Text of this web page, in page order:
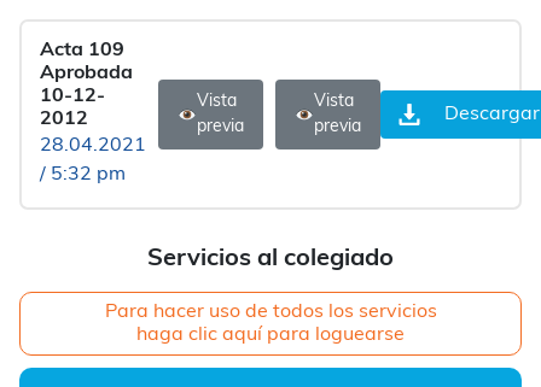
Servicios al colegiado
Para hacer uso de todos los servicios
haga clic aquí para loguearse
Acta 109
Aprobada
10-12-
2012
28.04.2021
/ 5:32 pm
Vista
previa
Vista
previa
Descargar